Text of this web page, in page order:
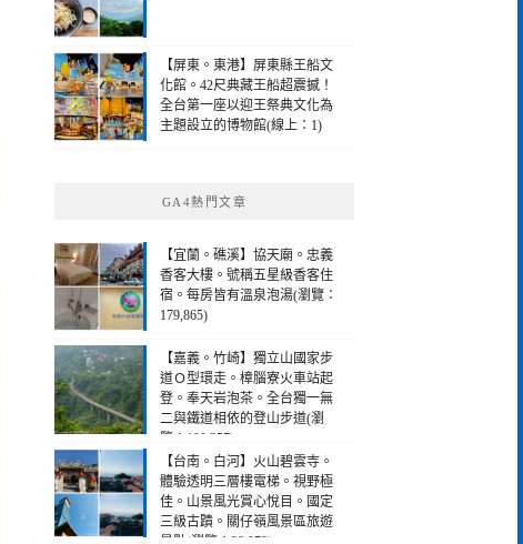
【屏東。東港】屏東縣王船文
化館。42尺典藏王船超震撼！
全台第一座以迎王祭典文化為
主題設立的博物館(線上：1)
GA4熱門文章
【宜蘭。礁溪】協天廟。忠義
香客大樓。號稱五星級香客住
宿。每房皆有溫泉泡湯(瀏覽：
179,865)
【嘉義。竹崎】獨立山國家步
道Ｏ型環走。樟腦寮火車站起
登。奉天岩泡茶。全台獨一無
二與鐵道相依的登山步道(瀏
覽：190,257)
【台南。白河】火山碧雲寺。
體驗透明三層樓電梯。視野極
佳。山景風光賞心悅目。國定
三級古蹟。關仔嶺風景區旅遊